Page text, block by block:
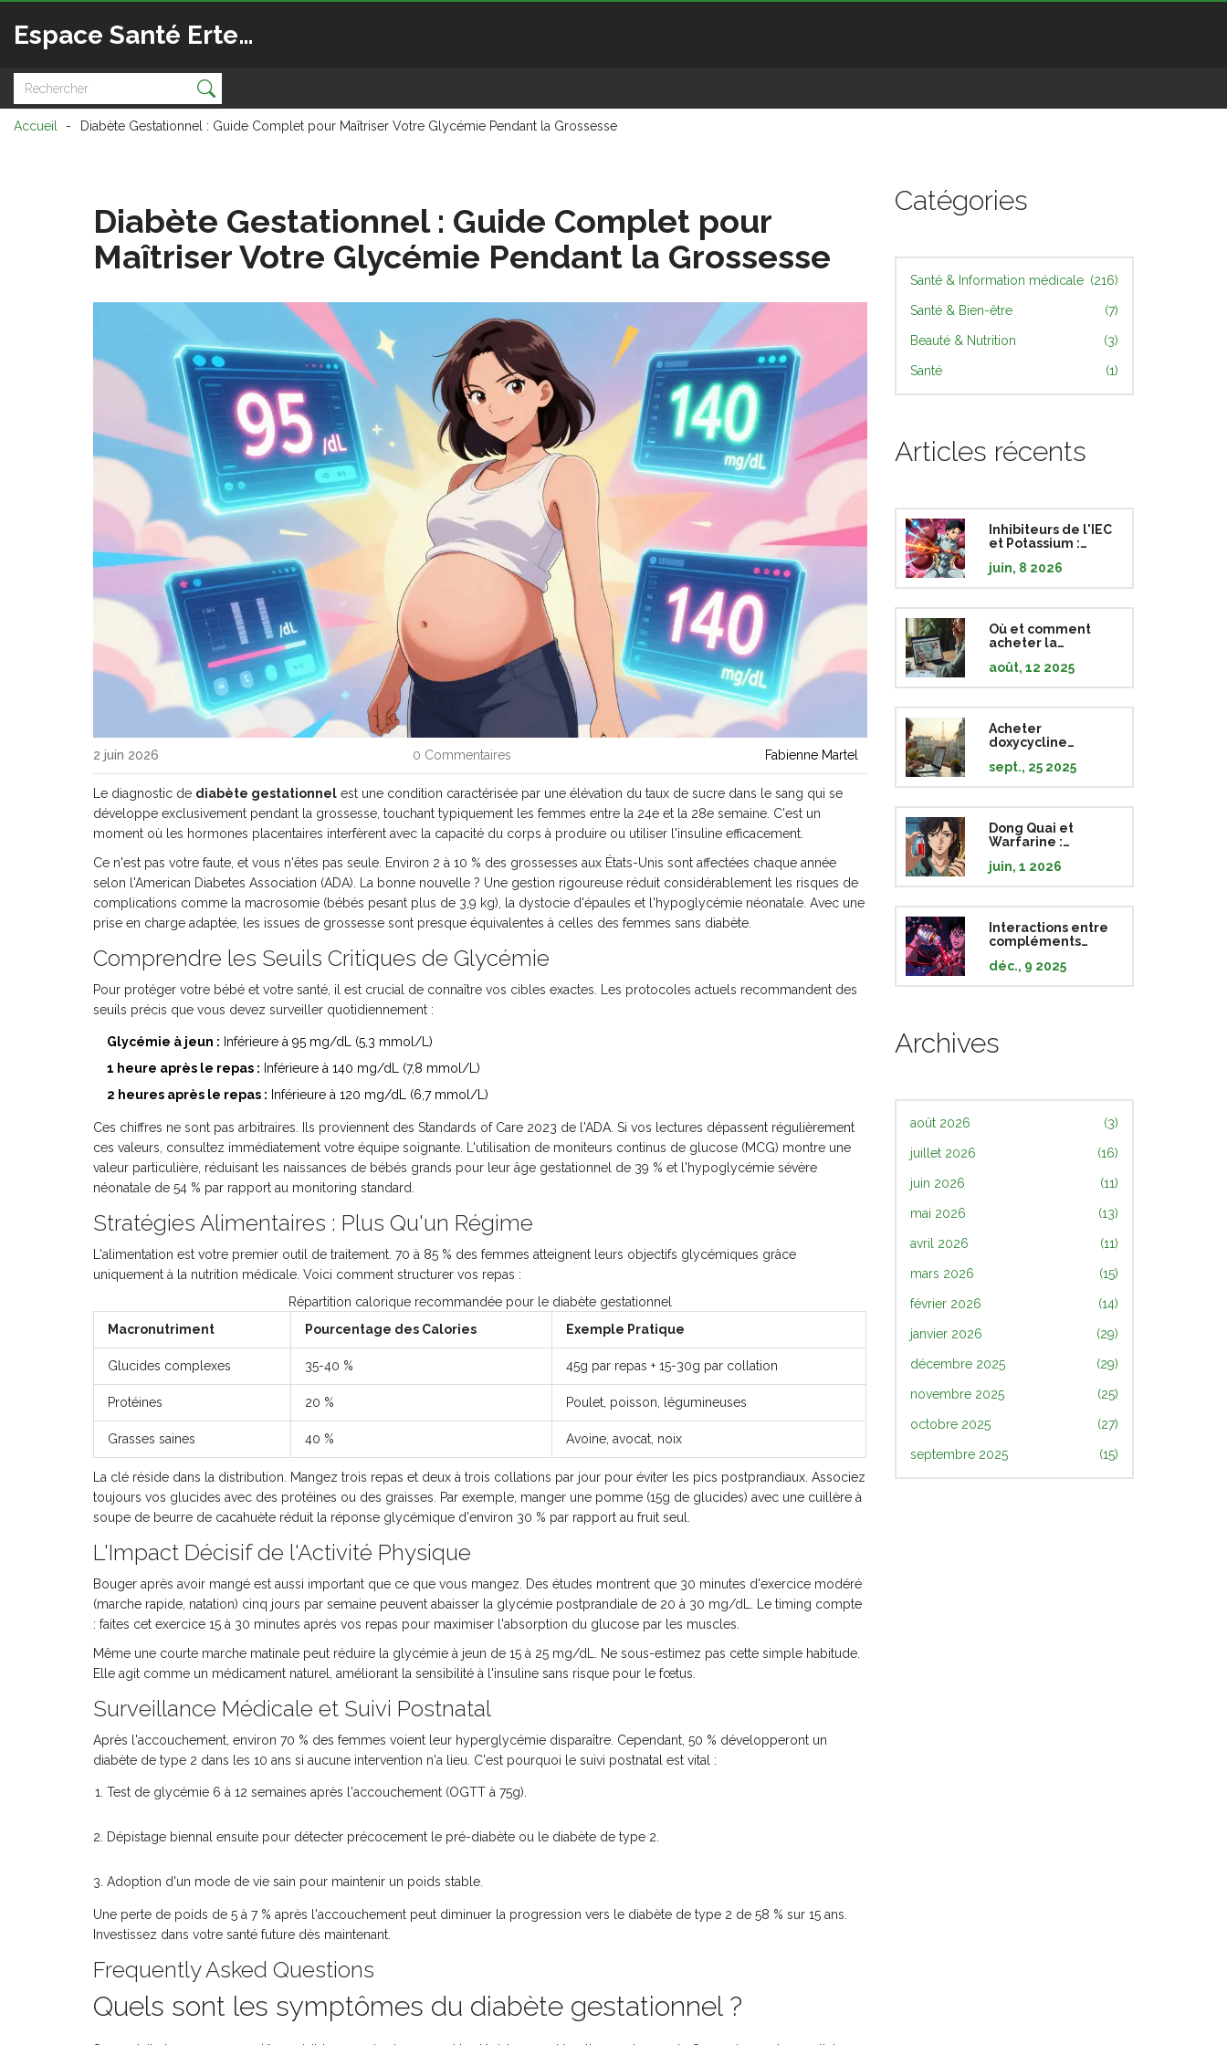
Espace Santé Ertedis
Accueil Diabète Gestationnel : Guide Complet pour Maîtriser Votre Glycémie Pendant la Grossesse
Diabète Gestationnel : Guide Complet pour
Maîtriser Votre Glycémie Pendant la Grossesse
2 juin 2026 0 Commentaires Fabienne Martel
Le diagnostic de diabète gestationnel est une condition caractérisée par une élévation du taux de sucre dans le sang qui se
développe exclusivement pendant la grossesse , touchant typiquement les femmes entre la 24e et la 28e semaine. C'est un
moment où les hormones placentaires interfèrent avec la capacité du corps à produire ou utiliser l'insuline efficacement.
Ce n'est pas votre faute, et vous n'êtes pas seule. Environ 2 à 10 % des grossesses aux États-Unis sont affectées chaque année
selon l'American Diabetes Association (ADA). La bonne nouvelle ? Une gestion rigoureuse réduit considérablement les risques de
complications comme la macrosomie (bébés pesant plus de 3,9 kg), la dystocie d'épaules et l'hypoglycémie néonatale. Avec une
prise en charge adaptée, les issues de grossesse sont presque équivalentes à celles des femmes sans diabète.
Comprendre les Seuils Critiques de Glycémie
Pour protéger votre bébé et votre santé, il est crucial de connaître vos cibles exactes. Les protocoles actuels recommandent des
seuils précis que vous devez surveiller quotidiennement :
Glycémie à jeun : Inférieure à 95 mg/dL (5,3 mmol/L)
1 heure après le repas : Inférieure à 140 mg/dL (7,8 mmol/L)
2 heures après le repas : Inférieure à 120 mg/dL (6,7 mmol/L)
Ces chiffres ne sont pas arbitraires. Ils proviennent des Standards of Care 2023 de l'ADA. Si vos lectures dépassent régulièrement
ces valeurs, consultez immédiatement votre équipe soignante. L'utilisation de moniteurs continus de glucose (MCG) montre une
valeur particulière, réduisant les naissances de bébés grands pour leur âge gestationnel de 39 % et l'hypoglycémie sévère
néonatale de 54 % par rapport au monitoring standard.
Stratégies Alimentaires : Plus Qu'un Régime
L'alimentation est votre premier outil de traitement. 70 à 85 % des femmes atteignent leurs objectifs glycémiques grâce
uniquement à la nutrition médicale. Voici comment structurer vos repas :
Répartition calorique recommandée pour le diabète gestationnel
Macronutriment
Pourcentage des Calories Exemple Pratique
Glucides complexes 35-40 % 45g par repas + 15-30g par collation
Protéines 20 % Poulet, poisson, légumineuses
Grasses saines 40 % Avoine, avocat, noix
La clé réside dans la distribution. Mangez trois repas et deux à trois collations par jour pour éviter les pics postprandiaux. Associez
toujours vos glucides avec des protéines ou des graisses. Par exemple, manger une pomme (15g de glucides) avec une cuillère à
soupe de beurre de cacahuète réduit la réponse glycémique d'environ 30 % par rapport au fruit seul.
L'Impact Décisif de l'Activité Physique
Bouger après avoir mangé est aussi important que ce que vous mangez. Des études montrent que 30 minutes d'exercice modéré
(marche rapide, natation) cinq jours par semaine peuvent abaisser la glycémie postprandiale de 20 à 30 mg/dL. Le timing compte
: faites cet exercice 15 à 30 minutes après vos repas pour maximiser l'absorption du glucose par les muscles.
Même une courte marche matinale peut réduire la glycémie à jeun de 15 à 25 mg/dL. Ne sous-estimez pas cette simple habitude.
Elle agit comme un médicament naturel, améliorant la sensibilité à l'insuline sans risque pour le fœtus.
Surveillance Médicale et Suivi Postnatal
Après l'accouchement, environ 70 % des femmes voient leur hyperglycémie disparaître. Cependant, 50 % développeront un
diabète de type 2 dans les 10 ans si aucune intervention n'a lieu. C'est pourquoi le suivi postnatal est vital :
Test de glycémie 6 à 12 semaines après l'accouchement (OGTT à 75g).
Dépistage biennal ensuite pour détecter précocement le pré-diabète ou le diabète de type 2.
Adoption d'un mode de vie sain pour maintenir un poids stable.
Une perte de poids de 5 à 7 % après l'accouchement peut diminuer la progression vers le diabète de type 2 de 58 % sur 15 ans.
Investissez dans votre santé future dès maintenant.
Frequently Asked Questions
Quels sont les symptômes du diabète gestationnel ?
Catégories
Santé & Information médicale (216)
Santé & Bien-être (7)
Beauté & Nutrition (3)
Santé (1)
Articles récents
Inhibiteurs de l'IEC
et Potassium :
Éviter et
Précautions
juin, 8 2026
Où et comment
acheter la
ligne: Guide
complet, sécurisé
août, 12 2025
Acheter
doxycycline
chère en ligne :
guide complet
sept., 25 2025
Dong Quai et
Warfarine :
risques
d'anticoagulation
juin, 1 2026
Interactions entre
compléments
médicaments : ce
qu'il faut savoir
déc., 9 2025
Archives
août 2026 (3)
juillet 2026 (16)
juin 2026 (11)
mai 2026 (13)
avril 2026 (11)
mars 2026 (15)
février 2026 (14)
janvier 2026 (29)
décembre 2025 (29)
novembre 2025 (25)
octobre 2025 (27)
septembre 2025 (15)